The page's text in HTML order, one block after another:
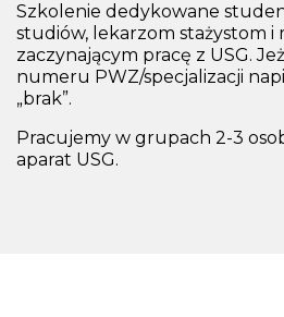
Szkolenie dedykowane
studiów, lekarzom stażystom i
zaczynającym pracę z USG.
numeru PWZ/specjalizacji
„brak”.
Pracujemy w grupach 2-3
aparat USG.